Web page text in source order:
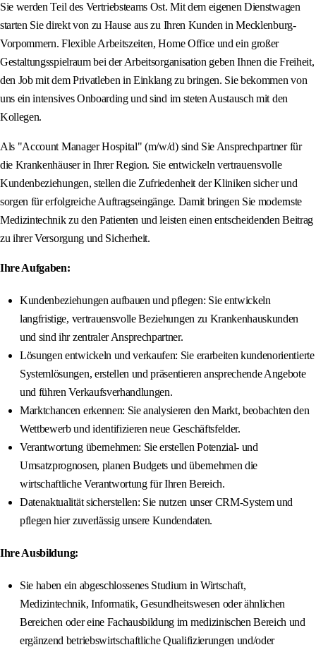
Sie werden Teil des Vertriebsteams Ost. Mit dem eigenen Dienstwagen
starten Sie direkt von zu Hause aus zu Ihren Kunden in Mecklenburg-
Vorpommern. Flexible Arbeitszeiten, Home Office und ein großer
Gestaltungsspielraum bei der Arbeitsorganisation geben Ihnen die Freiheit,
den Job mit dem Privatleben in Einklang zu bringen. Sie bekommen von
uns ein intensives Onboarding und sind im steten Austausch mit den
Kollegen.
Als "Account Manager Hospital" (m/w/d) sind Sie Ansprechpartner für
die Krankenhäuser in Ihrer Region. Sie entwickeln vertrauensvolle
Kundenbeziehungen, stellen die Zufriedenheit der Kliniken sicher und
sorgen für erfolgreiche Auftragseingänge. Damit bringen Sie modernste
Medizintechnik zu den Patienten und leisten einen entscheidenden Beitrag
zu ihrer Versorgung und Sicherheit.
Ihre Aufgaben:
Kundenbeziehungen aufbauen und pflegen: Sie entwickeln
langfristige, vertrauensvolle Beziehungen zu Krankenhauskunden
und sind ihr zentraler Ansprechpartner.
Lösungen entwickeln und verkaufen: Sie erarbeiten kundenorientierte
Systemlösungen, erstellen und präsentieren ansprechende Angebote
und führen Verkaufsverhandlungen.
Marktchancen erkennen: Sie analysieren den Markt, beobachten den
Wettbewerb und identifizieren neue Geschäftsfelder.
Verantwortung übernehmen: Sie erstellen Potenzial- und
Umsatzprognosen, planen Budgets und übernehmen die
wirtschaftliche Verantwortung für Ihren Bereich.
Datenaktualität sicherstellen: Sie nutzen unser CRM-System und
pflegen hier zuverlässig unsere Kundendaten.
Ihre Ausbildung:
Sie haben ein abgeschlossenes Studium in Wirtschaft,
Medizintechnik, Informatik, Gesundheitswesen oder ähnlichen
Bereichen oder eine Fachausbildung im medizinischen Bereich und
ergänzend betriebswirtschaftliche Qualifizierungen und/oder